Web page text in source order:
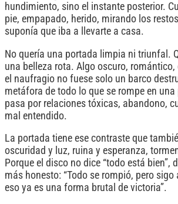
hundimiento, sino el instante posterior.
pie, empapado, herido, mirando los
suponía que iba a llevarte a casa.
No quería una portada limpia ni triunfal.
una belleza rota. Algo oscuro,
el naufragio no fuese solo un barco
metáfora de todo lo que se rompe en
pasa por relaciones tóxicas, abandono,
mal entendido.
La portada tiene ese contraste que
oscuridad y luz, ruina y esperanza,
Porque el disco no dice “todo está bien”,
más honesto: “Todo se rompió, pero sigo
eso ya es una forma brutal de victoria”.